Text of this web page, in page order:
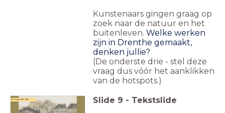
Kunstenaars gingen graag op
zoek naar de natuur en het
buitenleven. Welke werken
zijn in Drenthe gemaakt,
denken jullie?
(De onderste drie - stel deze
vraag dus vóór het aanklikken
van de hotspots.)
Den Haag, 1881 - 1883 Slide 9 - Tekstslide